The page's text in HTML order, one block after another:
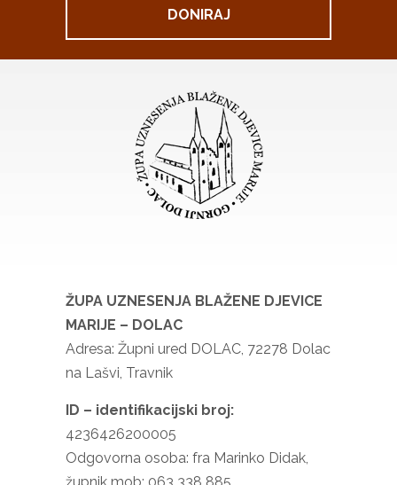
DONIRAJ
ŽUPA UZNESENJA BLAŽENE DJEVICE
MARIJE – DOLAC
Adresa: Župni ured DOLAC, 72278 Dolac
na Lašvi, Travnik
ID – identifikacijski broj:
4236426200005
Odgovorna osoba: fra Marinko Didak,
župnik mob: 063 338 885